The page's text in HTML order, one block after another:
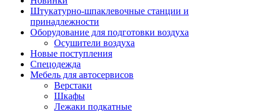
Штукатурно-шпаклевочные станции и
принадлежности
Оборудование для подготовки воздуха
Осушители воздуха
Новые поступления
Спецодежда
Мебель для автосервисов
Верстаки
Шкафы
Лежаки подкатные